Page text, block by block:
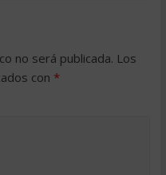
no será publicada. Los
con *